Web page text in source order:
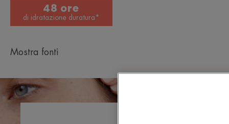
48 ore
di idratazione duratura*
Mostra fonti